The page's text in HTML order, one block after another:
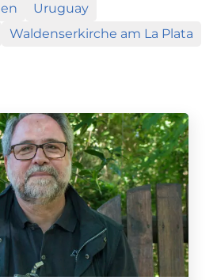
Uruguay
Waldenserkirche am La Plata